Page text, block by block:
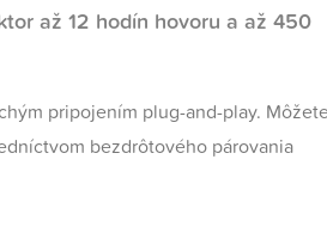
až 12 hodín hovoru a až 450
pripojením plug-and-play. Môžete
bezdrôtového párovania